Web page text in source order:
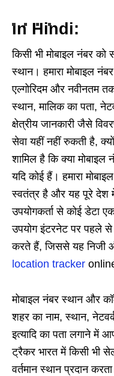
In Hindi:
किसी भी मोबाइल नंबर
स्थान। हमारा मोबाइल
एल्गोरिदम और नवीनतम
स्थान, मालिक का पता,
क्षेत्रीय जानकारी जैसे
सेवा यहीं नहीं रुकती है,
शामिल है कि क्या
यदि कोई हैं। हमारा
स्वतंत्र है और यह पूरे देश
उपयोगकर्ता से कोई डेटा
उपयोग इंटरनेट पर पहले से
करते हैं, जिससे यह निजी
location tracker
मोबाइल नंबर स्थान और
शहर का नाम, स्थान,
इत्यादि का पता लगाने में
ट्रैकर भारत में किसी भी
वर्तमान स्थान प्रदान